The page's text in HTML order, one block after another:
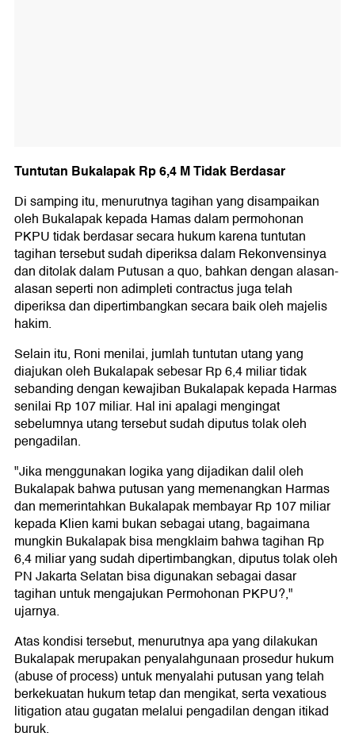
Tuntutan Bukalapak Rp 6,4 M Tidak Berdasar
Di samping itu, menurutnya tagihan yang disampaikan
oleh Bukalapak kepada Hamas dalam permohonan
PKPU tidak berdasar secara hukum karena tuntutan
tagihan tersebut sudah diperiksa dalam Rekonvensinya
dan ditolak dalam Putusan a quo, bahkan dengan alasan-
alasan seperti non adimpleti contractus juga telah
diperiksa dan dipertimbangkan secara baik oleh majelis
hakim.
Selain itu, Roni menilai, jumlah tuntutan utang yang
diajukan oleh Bukalapak sebesar Rp 6,4 miliar tidak
sebanding dengan kewajiban Bukalapak kepada Harmas
senilai Rp 107 miliar. Hal ini apalagi mengingat
sebelumnya utang tersebut sudah diputus tolak oleh
pengadilan.
"Jika menggunakan logika yang dijadikan dalil oleh
Bukalapak bahwa putusan yang memenangkan Harmas
dan memerintahkan Bukalapak membayar Rp 107 miliar
kepada Klien kami bukan sebagai utang, bagaimana
mungkin Bukalapak bisa mengklaim bahwa tagihan Rp
6,4 miliar yang sudah dipertimbangkan, diputus tolak oleh
PN Jakarta Selatan bisa digunakan sebagai dasar
tagihan untuk mengajukan Permohonan PKPU?,"
ujarnya.
Atas kondisi tersebut, menurutnya apa yang dilakukan
Bukalapak merupakan penyalahgunaan prosedur hukum
(abuse of process) untuk menyalahi putusan yang telah
berkekuatan hukum tetap dan mengikat, serta vexatious
litigation atau gugatan melalui pengadilan dengan itikad
buruk.